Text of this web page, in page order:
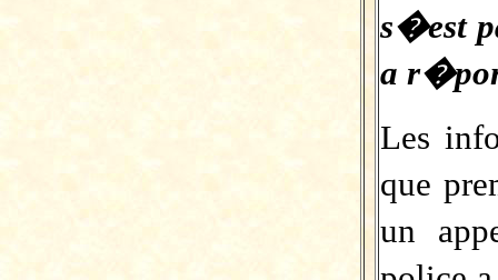
s�est
a
Les
que
un